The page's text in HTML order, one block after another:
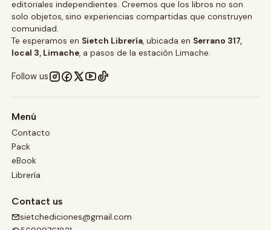
editoriales independientes. Creemos que los libros no son
solo objetos, sino experiencias compartidas que construyen
comunidad.
Te esperamos en Sietch Librería, ubicada en Serrano 317,
local 3, Limache, a pasos de la estación Limache.
Follow us
Menú
Contacto
Pack
eBook
Librería
Contact us
sietchediciones@gmail.com